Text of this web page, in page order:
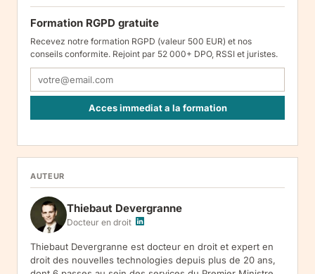
Formation RGPD gratuite
Recevez notre formation RGPD (valeur 500 EUR) et nos
conseils conformite. Rejoint par 52 000+ DPO, RSSI et juristes.
Acces immediat a la formation
05120, Lituanie. Finalite : inscription a la newsletter et reception
de nos communications. Base legale : consentement (art. 6.1.a
(hebergement), Amazon SES (envoi des emails). Conservation :
jusqu'a desinscription. Droits : acces, rectification, effacement,
limitation, opposition, portabilite -- exercez vos droits via notre
Reclamation :.
AUTEUR
Thiebaut Devergranne
Docteur en droit
Thiebaut Devergranne est docteur en droit et expert en
droit des nouvelles technologies depuis plus de 20 ans,